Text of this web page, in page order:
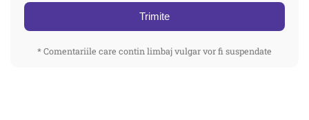
Trimite
* Comentariile care contin limbaj vulgar vor fi suspendate